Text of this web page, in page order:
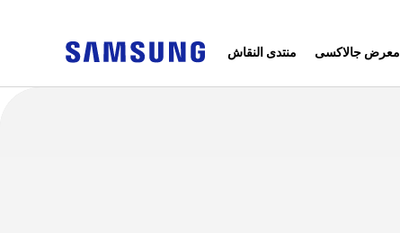
منتدى النقاش معرض جالاكسى